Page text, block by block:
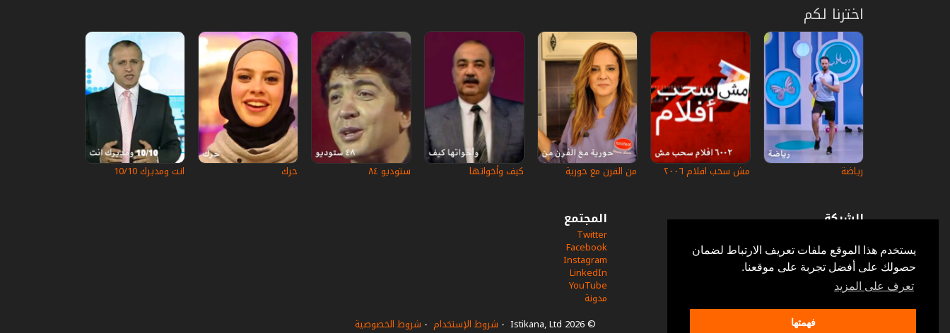
يستخدم هذا الموقع ملفات تعريف الارتباط لضمان
حصولك على أفضل تجربة على موقعنا.
تعرف على المزيد
فهمتها
اخترنا لكم
رياضة مش سحب افلام ٢٠٠٦ من الفرن مع حورية كيف وأخواتها ستوديو ٨٤ حرك انت ومديرك 10/10
الشركة
أسئلة وأجوبة
في الإعلام
خدمة الزبائن
إتصل بنا
المجتمع
Twitter
Facebook
Instagram
LinkedIn
YouTube
مدونة
© 2026 Istikana, Ltd
- شروط الإستخدام - شروط الخصوصية